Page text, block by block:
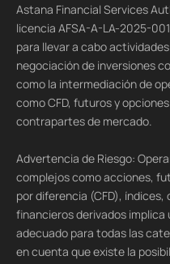
Astana Financial Services
licencia AFSA-A-LA-2025-
para llevar a cabo
negociación de inversiones
como la intermediación de
como CFD, futuros y
contrapartes de mercado.
Advertencia de Riesgo:
complejos como acciones,
por diferencia (CFD),
financieros derivados implica
adecuado para todas las
en cuenta que existe la